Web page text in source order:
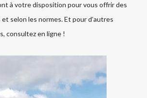
à votre disposition pour vous offrir des
selon les normes. Et pour d’autres
consultez en ligne !